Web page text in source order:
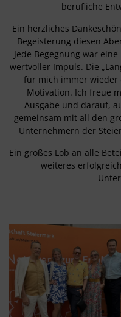
berufliche
Ein herzliches
Begeisterung diesen
Jede Begegnung war
wertvoller Impuls. Die
für mich immer wieder
Motivation. Ich freue
Ausgabe und darauf,
gemeinsam mit all den
Unternehmern der
Ein großes Lob an alle
weiteres